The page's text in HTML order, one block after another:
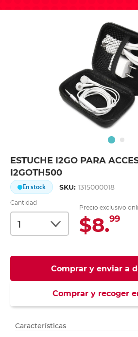
ESTUCHE I2GO PARA
I2GOTH500
En stock SKU:1315000018
Cantidad
Precio exclusivo
$8.99
Comprar y enviar a
Comprar y recoger
Características